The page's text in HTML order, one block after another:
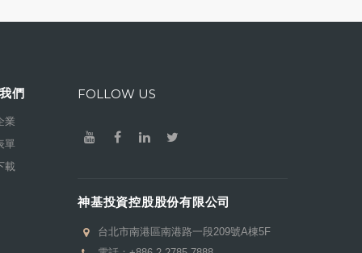
們
業
單
載
FOLLOW US
神基投資控股股份有限公司
台北市南港區南港路一段209號A棟5F